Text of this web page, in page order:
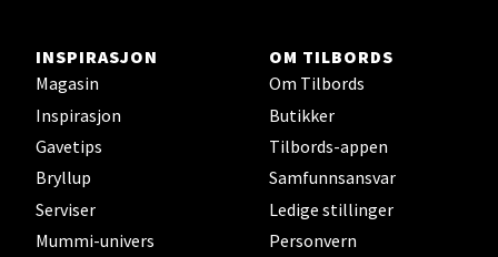
INSPIRASJON
Magasin
Inspirasjon
Gavetips
Bryllup
Serviser
Mummi-univers
OM TILBORDS
Om Tilbords
Butikker
Tilbords-appen
Samfunnsansvar
Ledige stillinger
Personvern
Strangata 26, 8400 Sortland
0 i butikk